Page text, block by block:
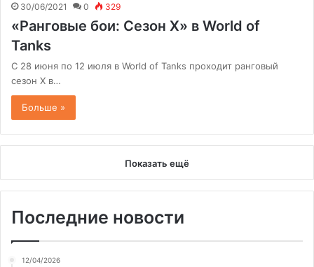
30/06/2021 0 329
«Ранговые бои: Сезон X» в World of
Tanks
С 28 июня по 12 июля в World of Tanks проходит ранговый
сезон X в…
Больше »
Показать ещё
Последние новости
12/04/2026